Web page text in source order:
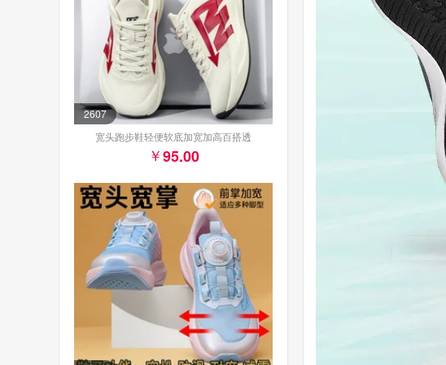
2607
宽头跑步鞋轻便软底加宽加高百搭透
95.00